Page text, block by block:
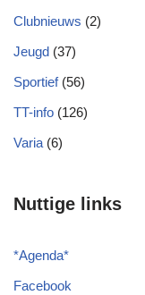
Clubnieuws (2)
Jeugd (37)
Sportief(56)
TT-info (126)
Varia (6)
Nuttige links
*Agenda*
Facebook